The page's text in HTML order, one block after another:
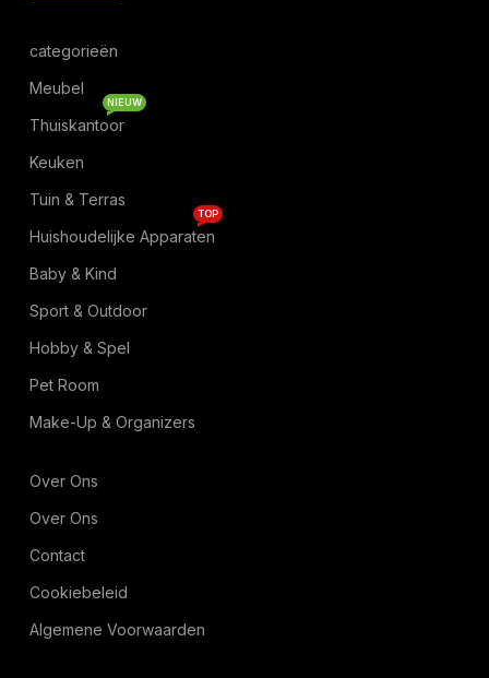
categorieën
Meubel
Thuiskantoor
NIEUW
Keuken
Tuin & Terras
Huishoudelijke Apparaten
TOP
Baby & Kind
Sport & Outdoor
Hobby & Spel
Pet Room
Make-Up & Organizers
Over Ons
Over Ons
Contact
Cookiebeleid
Algemene Voorwaarden